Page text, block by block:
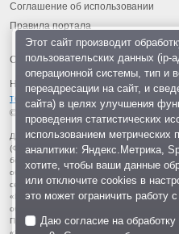
Соглашение об использовании
Правила портала
На информационном ресурсе
технологии
© 2013-2026 «ОИНФО»,
сделано в
Для читателей: В России признаны
(Фонд борьбы с коррупцией, признан
большевистская партия», «Свидетели
общенациональный союз», «Движение
сектор», УНА-УНСО, УПА, «Тризуб им.
«Меджлис крымскотатарского народа»,
общероссийская политическая партия
Признаны террористическими и
Этот сайт производит
пользовательских данных (ip-
операционной системы, тип и
переадресации на сайт, и
сайта) в целях улучшения
проведения статистических
использованием метрических
аналитики: Яндекс.Метрика,
хотите, чтобы ваши данные
или отключите cookies в
это может ограничить работу с
Даю согласие на